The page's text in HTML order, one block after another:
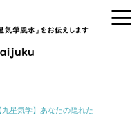
九星気学】あなたの隠れた